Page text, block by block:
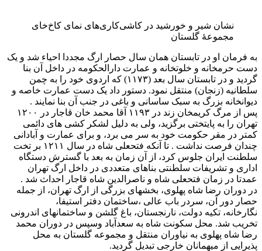
نشان شیر و خورشید در کاشی‌کاری‌های نمای کاخ‌خای
مجموعهٔ گلستان
به فرمان او در تابستان همان سال حصار ارگ مجددا احیاء شد و یک
دست حرمخانه و خلوتخانه و عمارت دارالحکومه در داخل آن بنا
گردید و در تابستان سال بعد (۱۱۷۳) که اردوی خود را به چمن
سلطانیه (زنجان) منتقل نمود. دستور داد یک دست عمارت خاصه و
دیوانخانه بزرگ به سبک ساسانی و باغی در جنب آن بنا نمایند .
پس از مرگ کریمخان زند در ۱۱۹۳ آقا محمد خان قاجار در ۱۲۰۰
تهران را به پایتختی برگزید، ولی به دلیل لشکر کشی های دائمی
کمتر در مقر حکومت خود به سر می برد، و برای عمارت و آبادانی
چندان فرصت نداشت . تا آنکه فتحعلی شاه در سال ۱۲۱۱ بر تخت
سلطنت ایران جلوس کرد، از آن زمان به بعد با گسترش دستگاه
اداری و تشریفات سلطنتی بناهای متعددی در داخل ارگ تهران
عمدتا در زمان فتحعلی شاه و ناصرالدین شاه قاجار احداث شد .
در دوران رضا شاه پهلوی، بخشهای بزرگی از ارگ تهران، از جمله
حصار دور آن، سردر باب عالی ،ساختمان دفتر استیفا،
نگارخانه، تکیه دولت، نارنجستان، باغ گلشن و ساختمانهای اندرونی
تخریب شد. محل سکونت شاه به سعدآباد وسپس در دوران محمد
رضا شاه پهلوی به نیاوران منتقل و مجموعه گلستان به محل
پذیرایی از میهمانان خارجی تبدیل گردید.